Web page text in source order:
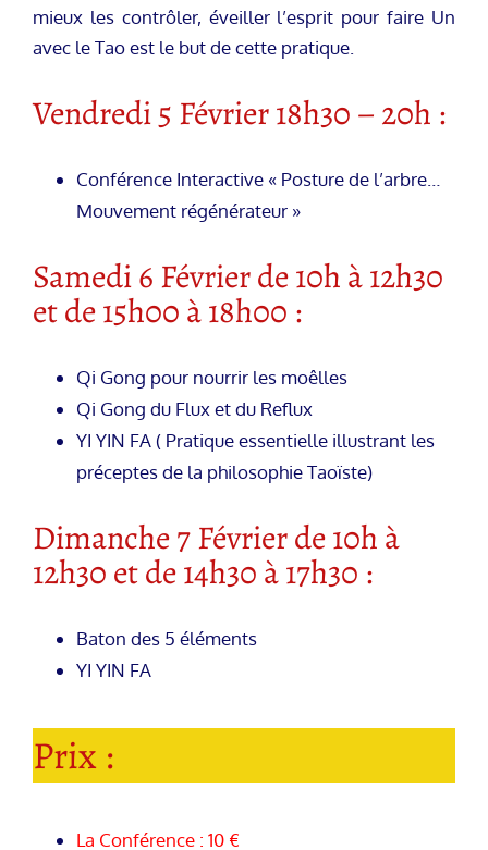
mieux les contrôler, éveiller l’esprit pour faire Un
avec le Tao est le but de cette pratique.
Vendredi 5 Février 18h30 – 20h :
Conférence Interactive « Posture de l’arbre…
Mouvement régénérateur »
Samedi 6 Février de 10h à 12h30
et de 15h00 à 18h00 :
Qi Gong pour nourrir les moêlles
Qi Gong du Flux et du Reflux
YI YIN FA ( Pratique essentielle illustrant les
préceptes de la philosophie Taoïste)
Dimanche 7 Février de 10h à
12h30 et de 14h30 à 17h30 :
Baton des 5 éléments
YI YIN FA
Prix :
La Conférence : 10 €